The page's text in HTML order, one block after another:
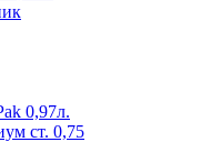
0,97л.
ст. 0,75